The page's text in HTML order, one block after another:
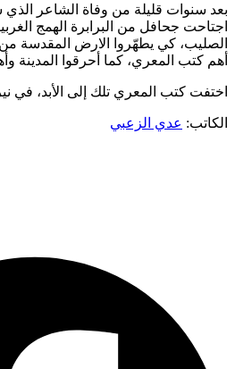
بعد سنوات قليلة من وفاة الشاعر
اجتاحت جحافل من البرابرة الهمج
الصليب، كي يطهّروا الارض المقدسة
أهم كتب المعري، كما أحرقوا المدينة
اختفت كتب المعري تلك إلى الأبد، في
الكاتب: عدي الزعبي